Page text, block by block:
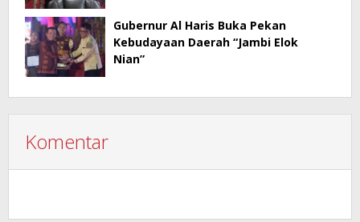
Gubernur Al Haris Buka Pekan
Kebudayaan Daerah “Jambi Elok
Nian”
Komentar